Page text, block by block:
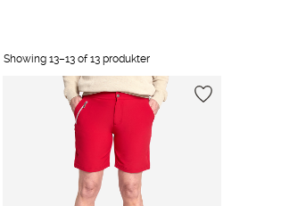
Showing 13–13 of 13 produkter